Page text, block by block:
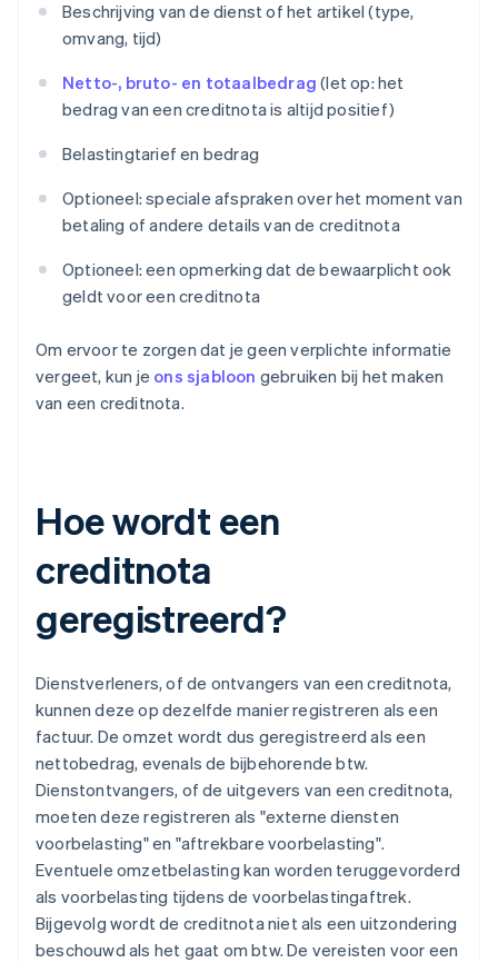
Beschrijving van de dienst of het artikel (type,
omvang, tijd)
Netto-, bruto- en totaalbedrag (let op: het
bedrag van een creditnota is altijd positief)
Belastingtarief en bedrag
Optioneel: speciale afspraken over het moment van
betaling of andere details van de creditnota
Optioneel: een opmerking dat de bewaarplicht ook
geldt voor een creditnota
Om ervoor te zorgen dat je geen verplichte informatie
vergeet, kun je ons sjabloon gebruiken bij het maken
van een creditnota.
Hoe wordt een
creditnota
geregistreerd?
Dienstverleners, of de ontvangers van een creditnota,
kunnen deze op dezelfde manier registreren als een
factuur. De omzet wordt dus geregistreerd als een
nettobedrag, evenals de bijbehorende btw.
Dienstontvangers, of de uitgevers van een creditnota,
moeten deze registreren als "externe diensten
voorbelasting" en "aftrekbare voorbelasting".
Eventuele omzetbelasting kan worden teruggevorderd
als voorbelasting tijdens de voorbelastingaftrek.
Bijgevolg wordt de creditnota niet als een uitzondering
beschouwd als het gaat om btw. De vereisten voor een